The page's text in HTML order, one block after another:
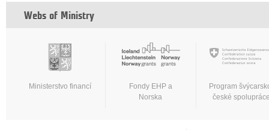
Webs of Ministry
Ministerstvo financí
Fondy EHP a
Norska
Program
české